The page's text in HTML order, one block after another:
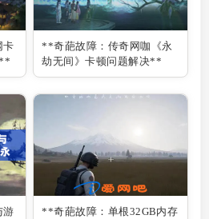
卡
**奇葩故障：传奇网咖《永
劫无间》卡顿问题解决**
游
**奇葩故障：单根32GB内存